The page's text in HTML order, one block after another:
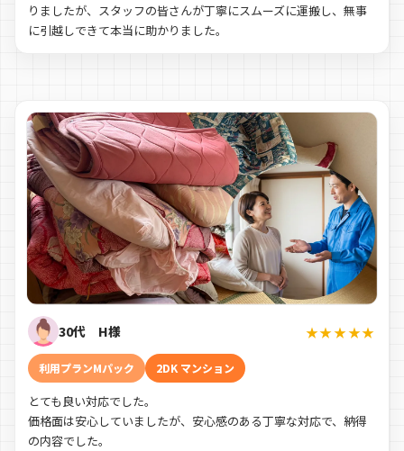
りましたが、スタッフの皆さんが丁寧にスムーズに運搬し、無事
に引越しできて本当に助かりました。
30代 H様 ★★★★★
利用プランMパック 2DK マンション
とても良い対応でした。
価格面は安心していましたが、安心感のある丁寧な対応で、納得
の内容でした。